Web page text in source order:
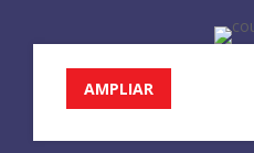
AMPLIAR